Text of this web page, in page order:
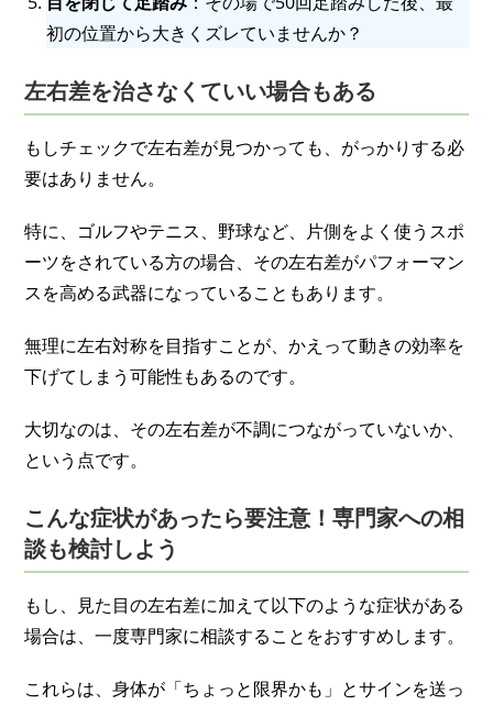
初の位置から大きくズレていませんか？
左右差を治さなくていい場合もある
もしチェックで左右差が見つかっても、がっかりする必
要はありません。
特に、ゴルフやテニス、野球など、片側をよく使うスポ
ーツをされている方の場合、その左右差がパフォーマン
スを高める武器になっていることもあります。
無理に左右対称を目指すことが、かえって動きの効率を
下げてしまう可能性もあるのです。
大切なのは、その左右差が不調につながっていないか、
という点です。
こんな症状があったら要注意！専門家への相
談も検討しよう
もし、見た目の左右差に加えて以下のような症状がある
場合は、一度専門家に相談することをおすすめします。
これらは、身体が「ちょっと限界かも」とサインを送っ